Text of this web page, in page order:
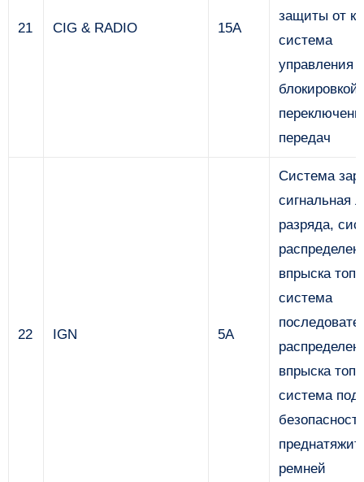
21 CIG & RADIO 15А
защиты от
система
управления
блокировкой
передач
22 IGN 5A
Система
сигнальная
разряда,
впрыска
система
впрыска
система
ремней